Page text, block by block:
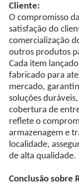
Cliente:
O compromisso
satisfação do
comercialização
outros produtos
Cada item
fabricado para
mercado,
soluções
cobertura de
reflete o
armazenagem e
localidade,
de alta qualidade.
Conclusão sobre